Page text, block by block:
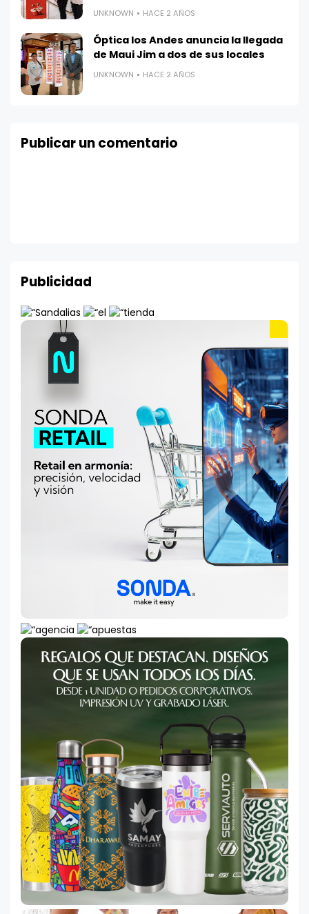
UNKNOWN HACE 2 AÑOS
Óptica los Andes anuncia la llegada
de Maui Jim a dos de sus locales
UNKNOWN HACE 2 AÑOS
Publicar un comentario
Publicidad